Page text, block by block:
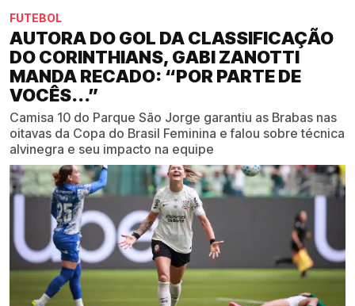
FUTEBOL
AUTORA DO GOL DA CLASSIFICAÇÃO
DO CORINTHIANS, GABI ZANOTTI
MANDA RECADO: “POR PARTE DE
VOCÊS...”
Camisa 10 do Parque São Jorge garantiu as Brabas nas
oitavas da Copa do Brasil Feminina e falou sobre técnica
alvinegra e seu impacto na equipe